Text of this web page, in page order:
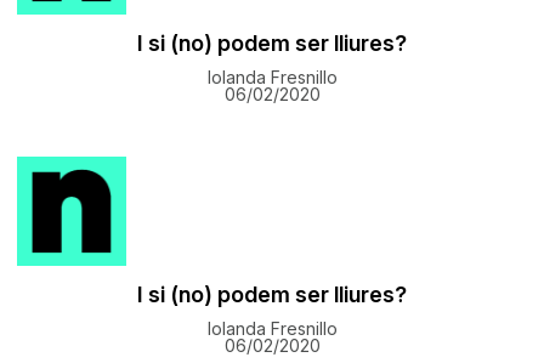
I si (no) podem ser lliures?
Iolanda Fresnillo
06/02/2020
I si (no) podem ser lliures?
Iolanda Fresnillo
06/02/2020